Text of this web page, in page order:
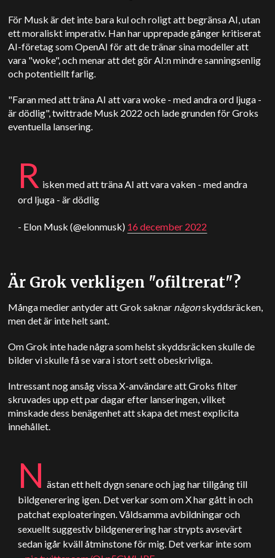
För Musk är det inte bara kul och roligt att begränsa AI, utan
ett moraliskt imperativ. Han har upprepade gånger kritiserat
AI-företag som OpenAI för att de tränar sina modeller att
vara "woke", och menar att det gör AI:n mindre sanningsenlig
och potentiellt farlig.
"Faran med att träna AI att vara woke - med andra ord ljuga -
är dödlig", twittrade Musk 2022 och lade grunden för Groks
eventuella lansering.
R isken med att träna AI att vara vaken - med andra
ord ljuga - är dödlig
- Elon Musk (@elonmusk) 16 december 2022
Är Grok verkligen "ofiltrerat"?
Många medier antyder att Grok saknar någonskyddsräcken,
men det är inte helt sant.
Om Grok inte hade några som helst skyddsräcken skulle de
bilder vi skulle få se vara i stort sett obeskrivliga.
Intressant nog ansåg vissa X-användare att Groks filter
skruvades upp ett par dagar efter lanseringen, vilket
minskade dess benägenhet att skapa det mest explicita
innehållet.
N ästan ett helt dygn senare och jag har tillgång till
bildgenerering igen. Det verkar som om X har gått in och
patchat exploateringen. Våldsamma avbildningar och
sexuellt suggestiv bildgenerering har strypts avsevärt
sedan igår kväll åtminstone för mig. Det verkar inte som